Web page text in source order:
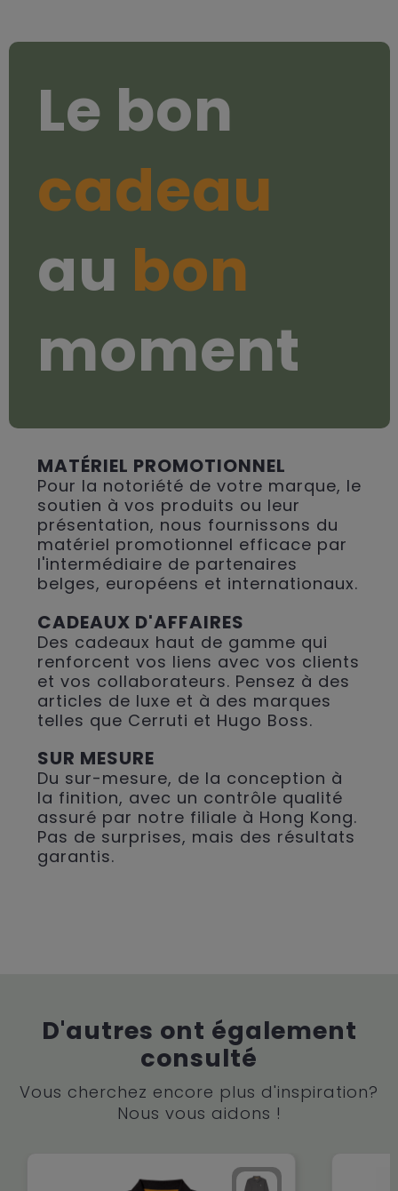
Le bon
cadeau
au bon
moment
MATÉRIEL PROMOTIONNEL
Pour la notoriété de votre marque, le
soutien à vos produits ou leur
présentation, nous fournissons du
matériel promotionnel efficace par
l'intermédiaire de partenaires
belges, européens et internationaux.
CADEAUX D'AFFAIRES
Des cadeaux haut de gamme qui
renforcent vos liens avec vos clients
et vos collaborateurs. Pensez à des
articles de luxe et à des marques
telles que Cerruti et Hugo Boss.
SUR MESURE
Du sur-mesure, de la conception à
la finition, avec un contrôle qualité
assuré par notre filiale à Hong Kong.
Pas de surprises, mais des résultats
garantis.
D'autres ont également
consulté
Vous cherchez encore plus d'inspiration?
Nous vous aidons !